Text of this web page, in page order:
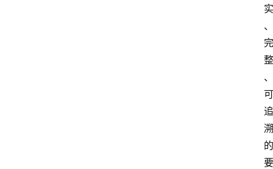
实
、
完
整
、
可
追
溯
的
要